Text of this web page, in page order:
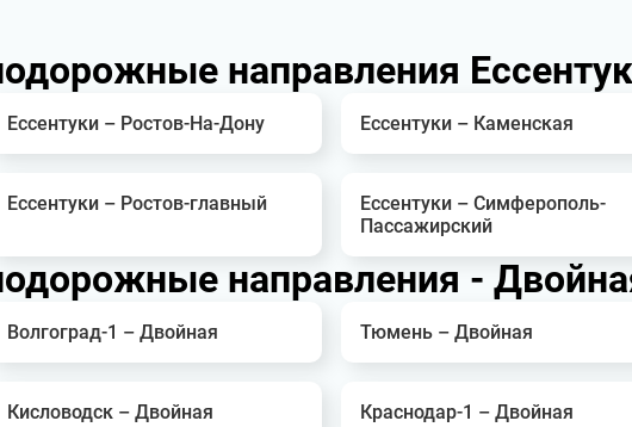
направления
Ессентуки – Ростов-На-Дону Ессентуки – Каменская
Ессентуки – Ростов-главный
Ессентуки – Симферополь-
Пассажирский
направления -
Волгоград-1 – Двойная Тюмень – Двойная
Кисловодск – Двойная Краснодар-1 – Двойная